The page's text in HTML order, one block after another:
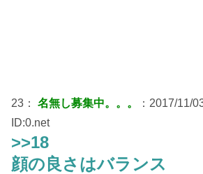
23： 名無し募集中。。。
：2017/11/
ID:0.net
>>18
顔の良さはバランス